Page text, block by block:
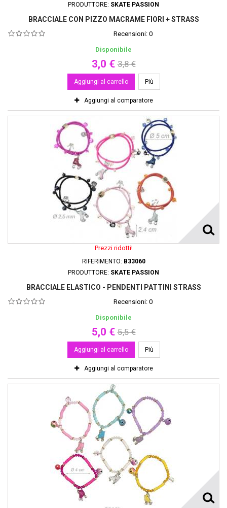
PRODUTTORE: SKATE PASSION
BRACCIALE CON PIZZO MACRAME FIORI + STRASS
Recensioni: 0
Disponibile
3,0 € 3,8 €
Aggiungi al carrello Più
Aggiungi al comparatore
Prezzi ridotti!
RIFERIMENTO: B33060
PRODUTTORE: SKATE PASSION
BRACCIALE ELASTICO - PENDENTI PATTINI STRASS
Recensioni: 0
Disponibile
5,0 € 5,5 €
Aggiungi al carrello Più
Aggiungi al comparatore